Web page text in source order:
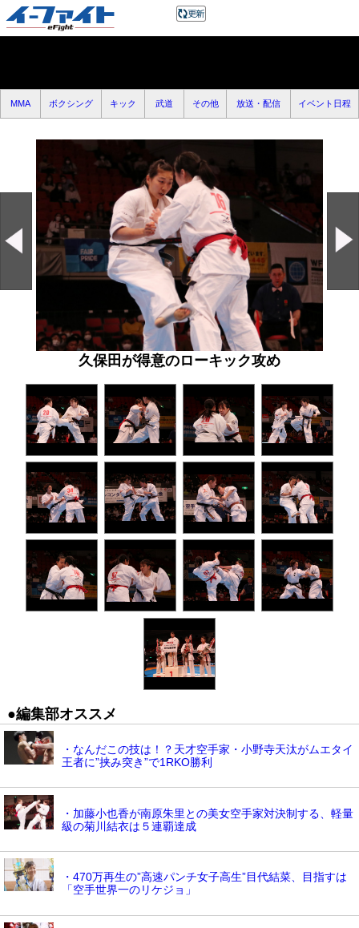
MMA ボクシング キック 武道 その他 放送・配信 イベント日程
久保田が得意のローキック攻め
●編集部オススメ
・なんだこの技は！？天才空手家・小野寺天汰がムエタイ
王者に”挟み突き”で1RKO勝利
・加藤小也香が南原朱里との美女空手家対決制する、軽量
級の菊川結衣は５連覇達成
・470万再生の”高速パンチ女子高生”目代結菜、目指すは
「空手世界一のリケジョ」